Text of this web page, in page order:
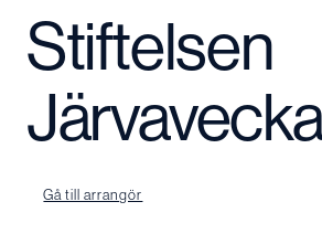
Stiftelsen
Gå till arrangör